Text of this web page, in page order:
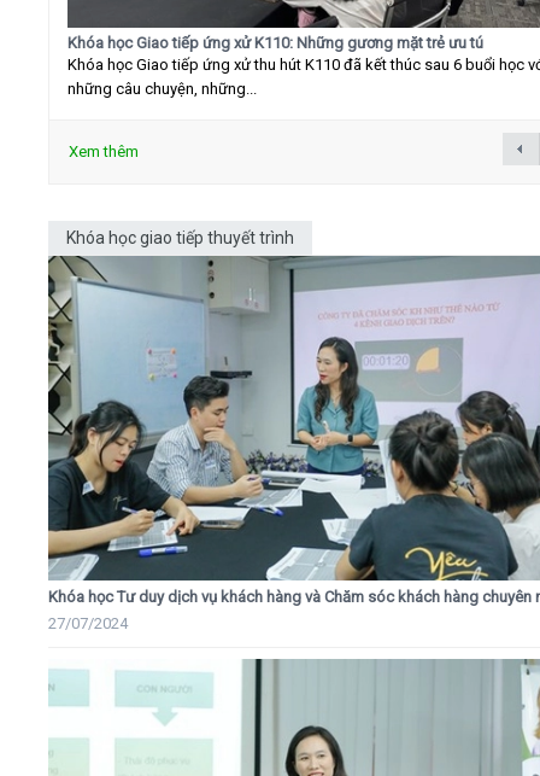
Khóa học Giao tiếp ứng xử K110: Những gương mặt trẻ ưu tú
Khóa học Giao tiếp ứng xử thu hút K110 đã kết thúc sau 6 buổi học
những câu chuyện, những...
Xem thêm
Khóa học giao tiếp thuyết trình
Khóa học Tư duy dịch vụ khách hàng và Chăm sóc khách hàng chuyên
27/07/2024